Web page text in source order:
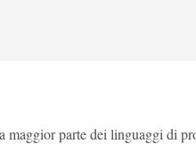
maggior parte dei linguaggi di